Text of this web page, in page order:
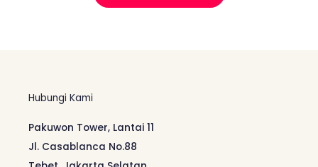
Hubungi Kami
Pakuwon Tower, Lantai 11
Jl. Casablanca No.88